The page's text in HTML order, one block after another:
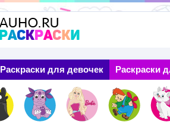
Раскраски для девочек Раскраски